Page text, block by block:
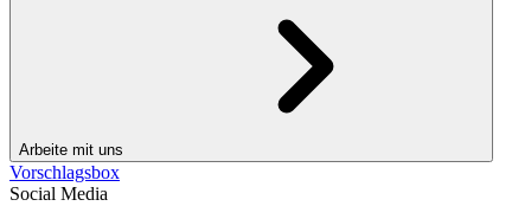
Arbeite mit uns
Vorschlagsbox
Social Media